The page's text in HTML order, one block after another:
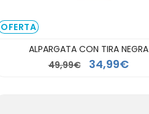
OFERTA
ALPARGATA CON TIRA NEGRA
49,99€
34,99€